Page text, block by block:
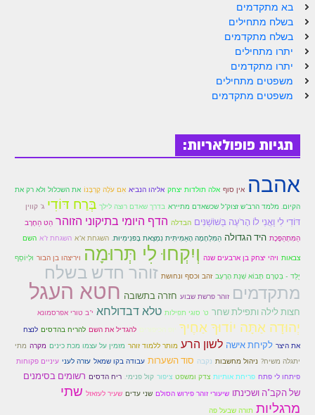
אפליקציית ספר הזוהר הקדוש
הקדשות על דיסקים
תרומות
לבלוג הרב
לאתר ספר הרב
לדף היומי בתע"ס
הזמן סט זוהר
הזמן סט זוהר
ספרים להורדה
מנוע חיפוש בכתבי בעל הסולם
חנות ספרים
בא מתקדמים
בשלח מתחילים
בשלח מתקדמים
יתרו מתחילים
יתרו מתקדמים
משפטים מתחילים
משפטים מתקדמים
תגיות פופולאריות:
אהבה אין סוף אלה תולדות יצחק אליהו הנביא אִם עֹלָה קָרְבָּנוֹ את השכלול ולא רק את
הקיום. מלמד הרב"ש זצוק"ל שכשאדם מתיירא בדרך שאדם רוצה לילך בְּרַח דּוֹדִי ג' קווין
דּוֹדִי לִי וַאֲנִי לוֹ הָרֹעֶה בַּשּׁוֹשַׁנִּים הבדלה הדף היומי בתיקוני הזוהר הַט הַחֶרֶב
הַמִּתְהַפֶּכֶת היד הגדולה הַמִּלְחָמָה הָאַמִּיתִּית נִמְצֵאת בָּפּנִימִיוּת. השגחת א"א השגחת ז"א השם
צבאות ויהי יצחק בן ארבעים שנה וְיִקְחוּ לִי תְּרוּמָה ויריצהו בן הבור וּלְיוֹסֵף
יֻלַּד - בְּטֶרֶם תָּבוֹא שְׁנַת הָרָעָב זהב וכסף ונחושת זוהר חדש בשלח
מתקדמים זוהר פרשת שבוע חזרה בתשובה חטא העגל
חצות לילה ותפילת שחר ט' סוגי תפילות טלא דבדולחא י"ב טורי אפרסמונא
יְהוּדָה אַתָּה יוֹדוּךָ אַחֶיךָ יופ הכיפורים להגדיל את השם להריח בהדסים לנצח
את היצר לקיחת אישה לשון הרע מותר ללמוד זוהר מזמין על עצמו מכת כינים מקרה מתי
יתגלה משיח? ניהול מחשבות נקבה סוד השערות עבודה בקו שמאל עזרה לעני עיניים פקוחות
פיתחו לי פתח פריחת אותיות צדק ומשפט ציפור קול פנימי. ריח הדסים רשומים בסימנים
של הקב"ה ושכינתו שיעורי זוהר פירוש הסולם שני עדים שעיר לעזאזל שתי
מרגליות תורה שבעל פה